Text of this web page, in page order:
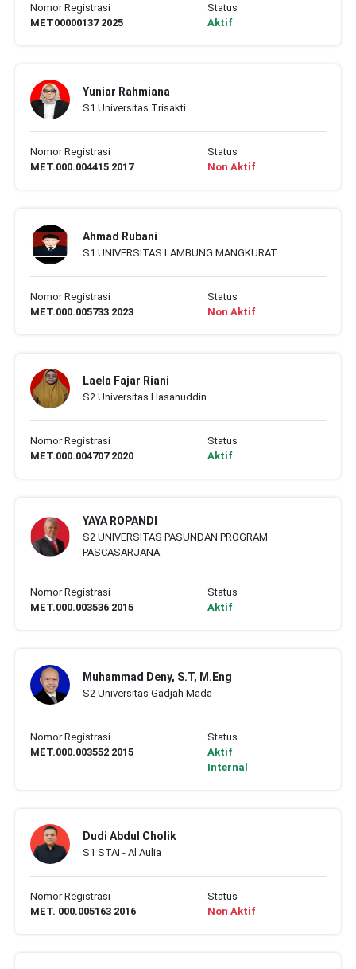
Nomor Registrasi
MET00000137 2025
Status
Aktif
Yuniar Rahmiana
S1 Universitas Trisakti
Nomor Registrasi
MET.000.004415 2017
Status
Non Aktif
Ahmad Rubani
S1 UNIVERSITAS LAMBUNG MANGKURAT
Nomor Registrasi
MET.000.005733 2023
Status
Non Aktif
Laela Fajar Riani
S2 Universitas Hasanuddin
Nomor Registrasi
MET.000.004707 2020
Status
Aktif
YAYA ROPANDI
S2 UNIVERSITAS PASUNDAN PROGRAM
PASCASARJANA
Nomor Registrasi
MET.000.003536 2015
Status
Aktif
Muhammad Deny, S.T, M.Eng
S2 Universitas Gadjah Mada
Nomor Registrasi
MET.000.003552 2015
Status
Aktif
Internal
Dudi Abdul Cholik
S1 STAI - Al Aulia
Nomor Registrasi
MET. 000.005163 2016
Status
Non Aktif